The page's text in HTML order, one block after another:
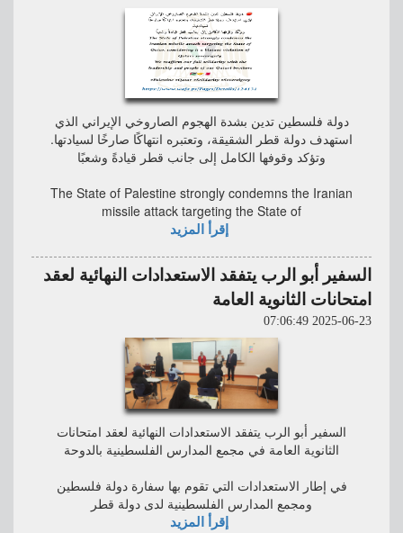
دولة فلسطين تدين بشدة الهجوم الصاروخي الإيراني الذي
استهدف دولة قطر الشقيقة، وتعتبره انتهاكًا صارخًا لسيادتها.
وتؤكد وقوفها الكامل إلى جانب قطر قيادةً وشعبًا
The State of Palestine strongly condemns the Iranian
missile attack targeting the State of
إقرأ المزيد
السفير أبو الرب يتفقد الاستعدادات النهائية لعقد
امتحانات الثانوية العامة
2025-06-23 07:06:49
السفير أبو الرب يتفقد الاستعدادات النهائية لعقد امتحانات
الثانوية العامة في مجمع المدارس الفلسطينية بالدوحة
في إطار الاستعدادات التي تقوم بها سفارة دولة فلسطين
ومجمع المدارس الفلسطينية لدى دولة قطر
إقرأ المزيد